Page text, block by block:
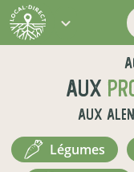
aux
aux
légumes